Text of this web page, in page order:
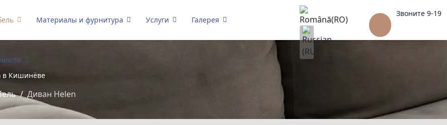
Материалы и фурнитура Услуги Галерея
Выберите язык
Звоните 9-19
в Кишинёве
Диван Helen